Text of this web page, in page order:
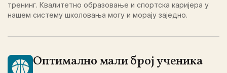
тренинг. Квалитетно образовање и спортска каријера у
нашем систему школовања могу и морају заједно.
Оптимално мали број ученика